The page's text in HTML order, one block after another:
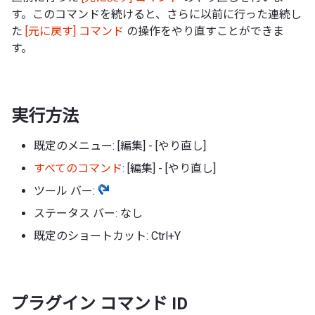
す。このコマンドを続けると、さらに以前に行った連続し
た [元に戻す] コマンド の操作をやり直すことができま
す。
実行方法
既定のメニュー: [編集] - [やり直し]
すべてのコマンド: [編集] - [やり直し]
ツール バー:
ステータス バー: なし
既定のショートカット: Ctrl+Y
プラグイン コマンド ID